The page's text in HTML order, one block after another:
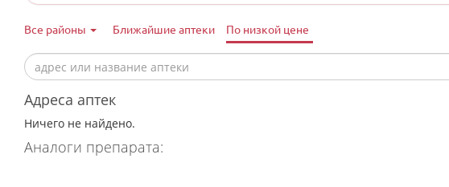
Все районы Ближайшие аптеки По низкой цене
Адреса аптек
Ничего не найдено.
Аналоги препарата: